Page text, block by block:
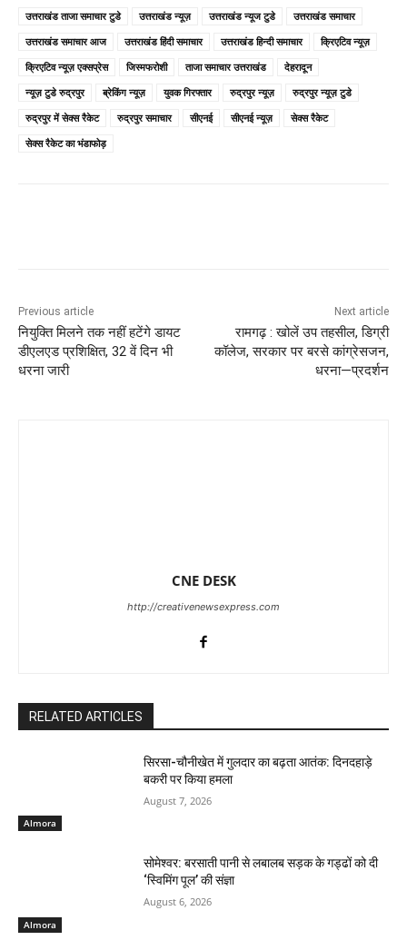
उत्तराखंड ताजा समाचार टुडे
उत्तराखंड न्यूज़ उत्तराखंड न्यूज टुडे
उत्तराखंड समाचार
उत्तराखंड समाचार आज
उत्तराखंड हिंदी समाचार उत्तराखंड हिन्दी समाचार
क्रिएटिव न्यूज़
क्रिएटिव न्यूज़ एक्सप्रेस
जिस्मफरोशी ताजा समाचार उत्तराखंड
देहरादून
न्यूज़ टुडे रुद्रपुर
ब्रेकिंग न्यूज़ युवक गिरफ्तार रुद्रपुर न्यूज़
रुद्रपुर न्यूज़ टुडे
रुद्रपुर में सेक्स रैकेट
रुद्रपुर समाचार सीएनई सीएनई न्यूज़
सेक्स रैकेट
सेक्स रैकेट का भंडाफोड़
Previous article
नियुक्ति मिलने तक नहीं हटेंगे डायट
डीएलएड प्रशिक्षित, 32 वें दिन भी
धरना जारी
Next article
रामगढ़ : खोलें उप त​हसील, डिग्री
कॉलेज, सरकार पर बरसे कांग्रेसजन,
धरना—प्रदर्शन
CNE DESK
http://creativenewsexpress.com
RELATED ARTICLES
Almora
सिरसा-चौनीखेत में गुलदार का बढ़ता आतंक: दिनदहाड़े
बकरी पर किया हमला
August 7, 2026
Almora
सोमेश्वर: बरसाती पानी से लबालब सड़क के गड्ढों को दी
‘स्विमिंग पूल’ की संज्ञा
August 6, 2026